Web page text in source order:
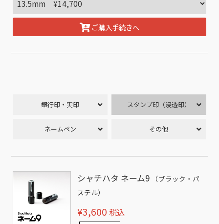
ご購入手続きへ
銀行印・実印 スタンプ印（浸透印）
ネームペン その他
シャチハタ ネーム9
（ブラック・パ
ステル）
¥3,600 税込